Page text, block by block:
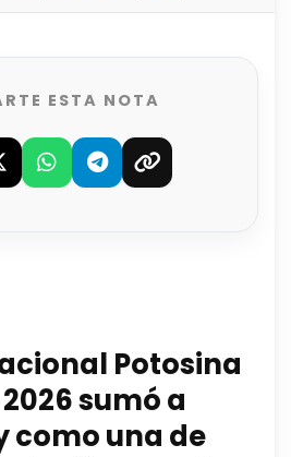
ESTA NOTA
Potosina
2026 sumó a
como una de